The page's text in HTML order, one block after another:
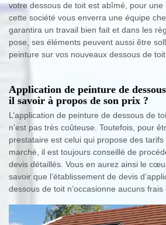
votre dessous de toit est abîmé, pour une
cette société vous enverra une équipe
garantira un travail bien fait et dans les
pose, ses éléments peuvent aussi être
peinture sur vos nouveaux dessous de
Application de peinture de
il savoir à propos de son prix ?
L’application de peinture de dessous de
n’est pas très coûteuse. Toutefois, pour
prestataire est celui qui propose des
marché, il est toujours conseillé de
devis détaillés. Vous en aurez ainsi le
savoir que l’établissement de devis
dessous de toit n’occasionne aucuns